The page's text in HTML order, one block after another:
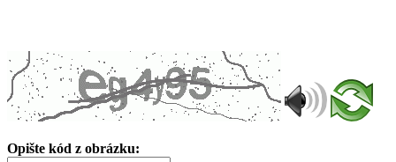
Opište kód z obrázku: